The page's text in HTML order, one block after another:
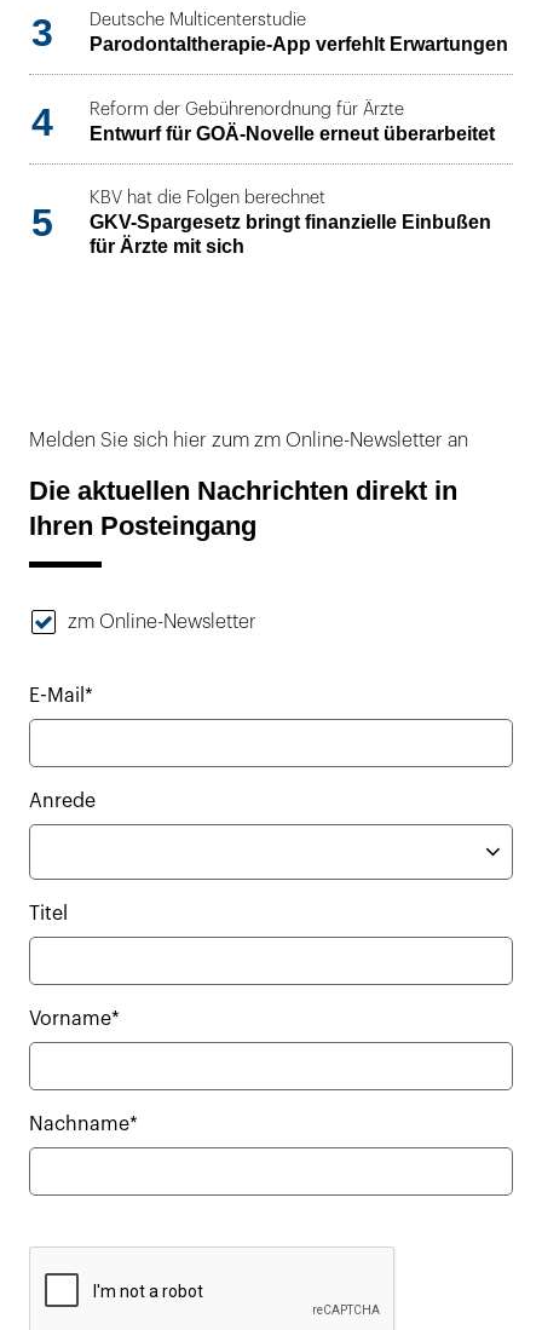
3 Deutsche Multicenterstudie
Parodontaltherapie-App verfehlt Erwartungen
4 Reform der Gebührenordnung für Ärzte
Entwurf für GOÄ-Novelle erneut überarbeitet
5
KBV hat die Folgen berechnet
GKV-Spargesetz bringt finanzielle Einbußen
für Ärzte mit sich
Melden Sie sich hier zum zm Online-Newsletter an
Die aktuellen Nachrichten direkt in
Ihren Posteingang
zm Online-Newsletter
E-Mail*
Anrede
Titel
Vorname*
Nachname*